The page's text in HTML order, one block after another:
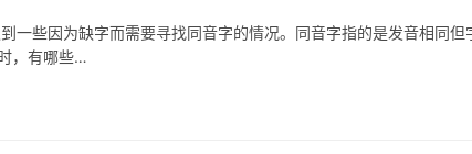
些因为缺字而需要寻找同音字的情况。同音字指的是发音相同但
，有哪些…